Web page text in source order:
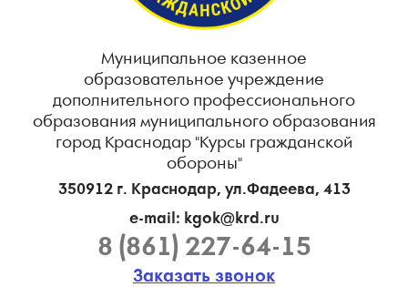
Муниципальное казенное
образовательное учреждение
дополнительного профессионального
образования муниципального образования
город Краснодар "Курсы гражданской
обороны"
350912 г. Краснодар, ул.Фадеева, 413
e-mail: kgok@krd.ru
8 (861) 227-64-15
Заказать звонок